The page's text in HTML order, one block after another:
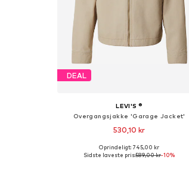
DEAL
LEVI'S ®
Overgangsjakke 'Garage Jacket'
530,10 kr
Tilgængelige størrelser: S, M, L, XL
Oprindeligt: 745,00 kr
Sidste laveste pris:589,00 kr-10%